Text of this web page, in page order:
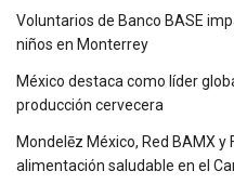
Voluntarios de Banco BASE
niños en Monterrey
México destaca como líder
producción cervecera
Mondelēz México, Red BAMX y
alimentación saludable en el